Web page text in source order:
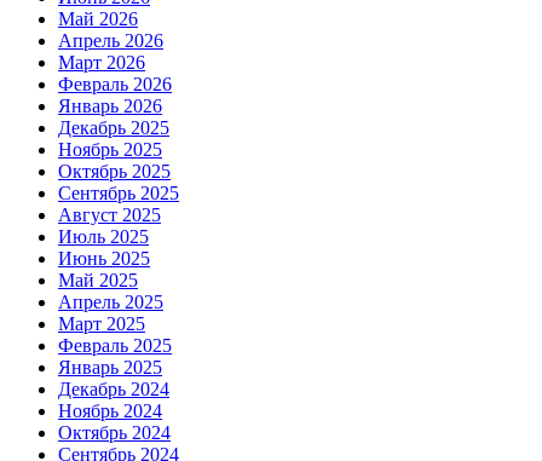
Май 2026
Апрель 2026
Март 2026
Февраль 2026
Январь 2026
Декабрь 2025
Ноябрь 2025
Октябрь 2025
Сентябрь 2025
Август 2025
Июль 2025
Июнь 2025
Май 2025
Апрель 2025
Март 2025
Февраль 2025
Январь 2025
Декабрь 2024
Ноябрь 2024
Октябрь 2024
Сентябрь 2024